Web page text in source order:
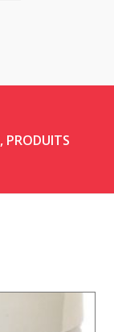
, PRODUITS